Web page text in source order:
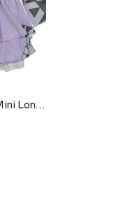
Zakar Dress Mini Longsleeve Lilac